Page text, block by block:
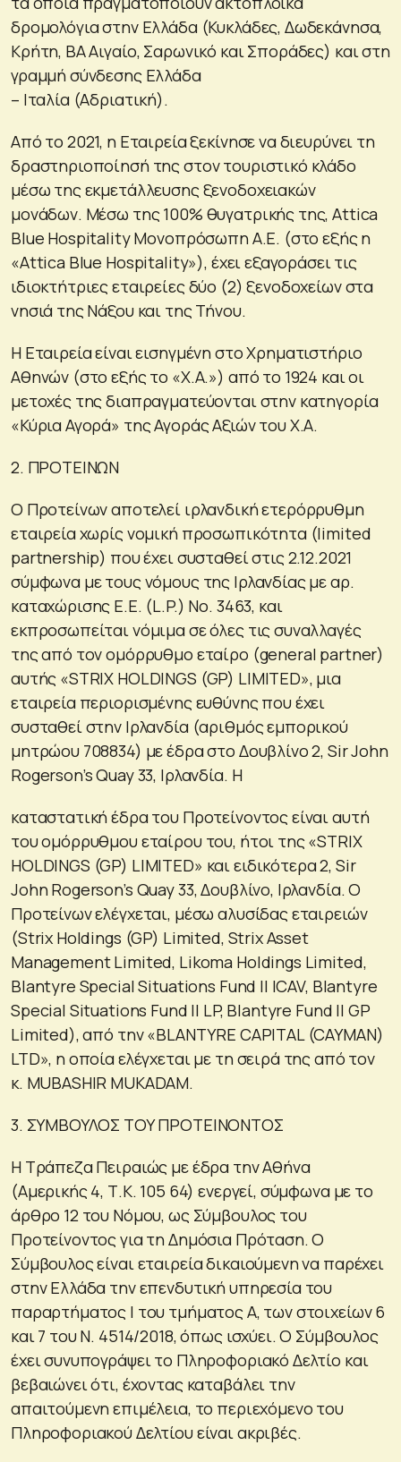
δρομολόγια στην Ελλάδα (Κυκλάδες, Δωδεκάνησα,
Κρήτη, ΒΑ Αιγαίο, Σαρωνικό και Σποράδες) και στη
γραμμή σύνδεσης Ελλάδα
– Ιταλία (Αδριατική).
Από το 2021, η Εταιρεία ξεκίνησε να διευρύνει τη
δραστηριοποίησή της στον τουριστικό κλάδο
μέσω της εκμετάλλευσης ξενοδοχειακών
μονάδων. Μέσω της 100% θυγατρικής της, Attica
Blue Hospitality Μονοπρόσωπη Α.Ε. (στο εξής η
«Attica Blue Hospitality»), έχει εξαγοράσει τις
ιδιοκτήτριες εταιρείες δύο (2) ξενοδοχείων στα
νησιά της Νάξου και της Τήνου.
Η Εταιρεία είναι εισηγμένη στο Χρηματιστήριο
Αθηνών (στο εξής το «Χ.Α.») από το 1924 και οι
μετοχές της διαπραγματεύονται στην κατηγορία
«Κύρια Αγορά» της Αγοράς Αξιών του Χ.Α.
2. ΠΡΟΤΕΙΝΩΝ
Ο Προτείνων αποτελεί ιρλανδική ετερόρρυθμη
εταιρεία χωρίς νομική προσωπικότητα (limited
partnership) που έχει συσταθεί στις 2.12.2021
σύμφωνα με τους νόμους της Ιρλανδίας με αρ.
καταχώρισης Ε.Ε. (L.P.) Νο. 3463, και
εκπροσωπείται νόμιμα σε όλες τις συναλλαγές
της από τον ομόρρυθμο εταίρο (general partner)
αυτής «STRIX HOLDINGS (GP) LIMITED», μια
εταιρεία περιορισμένης ευθύνης που έχει
συσταθεί στην Ιρλανδία (αριθμός εμπορικού
μητρώου 708834) με έδρα στο Δουβλίνο 2, Sir John
Rogerson’s Quay 33, Ιρλανδία. Η
καταστατική έδρα του Προτείνοντος είναι αυτή
του ομόρρυθμου εταίρου του, ήτοι της «STRIX
HOLDINGS (GP) LIMITED» και ειδικότερα 2, Sir
John Rogerson’s Quay 33, Δουβλίνο, Ιρλανδία. Ο
Προτείνων ελέγχεται, μέσω αλυσίδας εταιρειών
(Strix Holdings (GP) Limited, Strix Asset
Management Limited, Likoma Holdings Limited,
Blantyre Special Situations Fund II ICAV, Blantyre
Special Situations Fund II LP, Blantyre Fund II GP
Limited), από την «BLANTYRE CAPITAL (CAYMAN)
LTD», η οποία ελέγχεται με τη σειρά της από τον
κ. MUBASHIR MUKADAM.
3. ΣΥΜΒΟΥΛΟΣ ΤΟΥ ΠΡΟΤΕΙΝΟΝΤΟΣ
Η Τράπεζα Πειραιώς με έδρα την Αθήνα
(Αμερικής 4, Τ.Κ. 105 64) ενεργεί, σύμφωνα με το
άρθρο 12 του Νόμου, ως Σύμβουλος του
Προτείνοντος για τη Δημόσια Πρόταση. Ο
Σύμβουλος είναι εταιρεία δικαιούμενη να παρέχει
στην Ελλάδα την επενδυτική υπηρεσία του
παραρτήματος I του τμήματος Α, των στοιχείων 6
και 7 του Ν. 4514/2018, όπως ισχύει. Ο Σύμβουλος
έχει συνυπογράψει το Πληροφοριακό Δελτίο και
βεβαιώνει ότι, έχοντας καταβάλει την
απαιτούμενη επιμέλεια, το περιεχόμενο του
Πληροφοριακού Δελτίου είναι ακριβές.